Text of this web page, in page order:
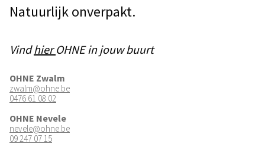
Natuurlijk onverpakt.
VindhierOHNE in jouw buurt
OHNE Zwalm
zwalm@ohne.be
0476 61 08 02
OHNE Nevele
nevele@ohne.be
09 247 07 15